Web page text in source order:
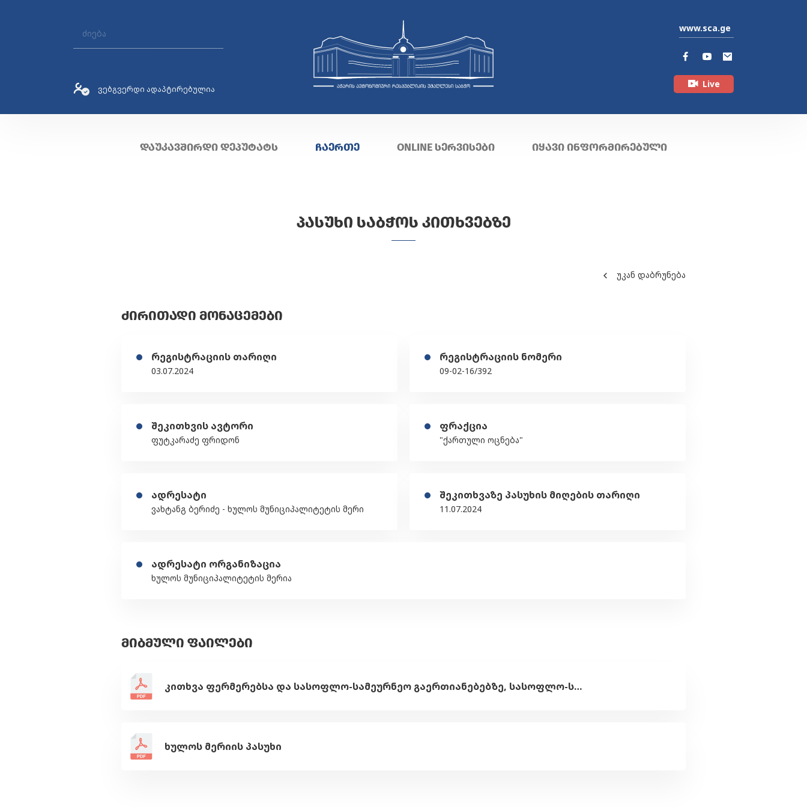
ვებგვერდი ადაპტირებულია
www.sca.ge
Live
ᲓᲐᲣᲙᲐᲕᲨᲘᲠᲓᲘ ᲓᲔᲞᲣᲢᲐᲢᲡ ᲩᲐᲔᲠᲗᲔ ONLINE ᲡᲔᲠᲕᲘᲡᲔᲑᲘ ᲘᲧᲐᲕᲘ ᲘᲜᲤᲝᲠᲛᲘᲠᲔᲑᲣᲚᲘ
ᲞᲐᲡᲣᲮᲘ ᲡᲐᲑᲭᲝᲡ ᲙᲘᲗᲮᲕᲔᲑᲖᲔ
უკან დაბრუნება
ᲫᲘᲠᲘᲗᲐᲓᲘ ᲛᲝᲜᲐᲪᲔᲛᲔᲑᲘ
რეგისტრაციის თარიღი
03.07.2024
რეგისტრაციის ნომერი
09-02-16/392
შეკითხვის ავტორი
ფუტკარაძე ფრიდონ
ფრაქცია
"ქართული ოცნება"
ადრესატი
ვახტანგ ბერიძე - ხულოს მუნიციპალიტეტის მერი
შეკითხვაზე პასუხის მიღების თარიღი
11.07.2024
ადრესატი ორგანიზაცია
ხულოს მუნიციპალიტეტის მერია
ᲛᲘᲑᲛᲣᲚᲘ ᲤᲐᲘᲚᲔᲑᲘ
კითხვა ფერმერებსა და სასოფლო-სამეურნეო გაერთიანებებზე, სასოფლო-სამეურნეო ტექნიკის თანადაფინანსებით შეძენის პროგრამისა და აგროდაზღვევის სახელმწიფო პროგრამით მოსარგებლე ბენეფიციარების შეასხებ
ხულოს მერიის პასუხი